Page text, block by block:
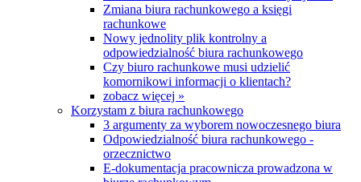
Zmiana biura rachunkowego a księgi
rachunkowe
Nowy jednolity plik kontrolny a
odpowiedzialność biura rachunkowego
Czy biuro rachunkowe musi udzielić
komornikowi informacji o klientach?
zobacz więcej »
Korzystam z biura rachunkowego
3 argumenty za wyborem nowoczesnego biura
Odpowiedzialność biura rachunkowego -
orzecznictwo
E-dokumentacja pracownicza prowadzona w